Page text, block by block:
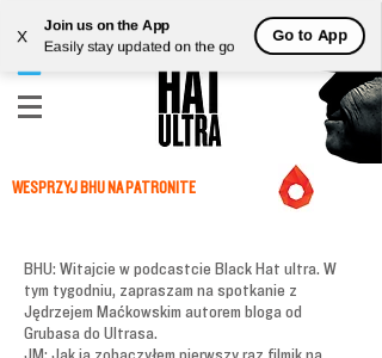
X
Join us on the App
Easily stay updated on the go
Go to App
WESPRZYJ BHU NA PATRONITE
BHU: Witajcie w podcastcie Black Hat ultra. W
tym tygodniu, zapraszam na spotkanie z
Jędrzejem Maćkowskim autorem bloga od
Grubasa do Ultrasa.